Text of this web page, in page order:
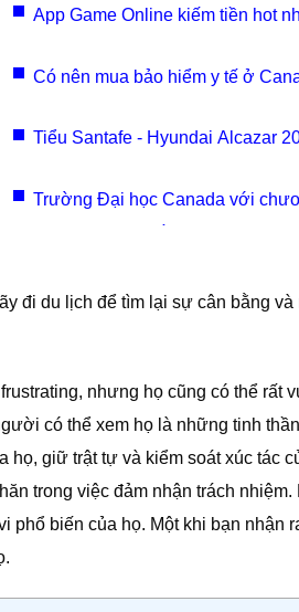
App Game Online kiếm tiền hot
Có nên mua bảo hiểm y tế ở
Tiểu Santafe - Hyundai Alcazar
Trường Đại học Canada với
đi du lịch để tìm lại sự cân bằng
nhưng họ cũng có thể rất
có thể xem họ là những tinh
giữ trật tự và kiểm soát xúc tác
trong việc đảm nhận trách
phổ biến của họ. Một khi bạn nhận